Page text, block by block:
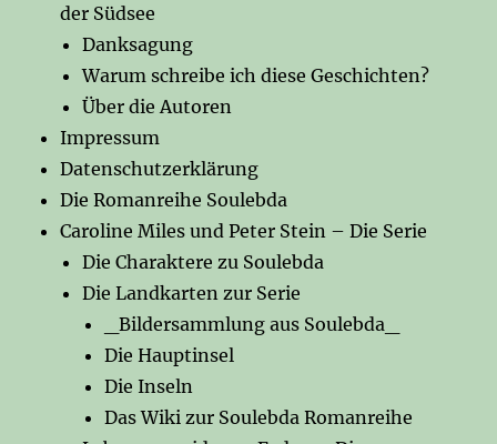
der Südsee
Danksagung
Warum schreibe ich diese Geschichten?
Über die Autoren
Impressum
Datenschutzerklärung
Die Romanreihe Soulebda
Caroline Miles und Peter Stein – Die Serie
Die Charaktere zu Soulebda
Die Landkarten zur Serie
_Bildersammlung aus Soulebda_
Die Hauptinsel
Die Inseln
Das Wiki zur Soulebda Romanreihe